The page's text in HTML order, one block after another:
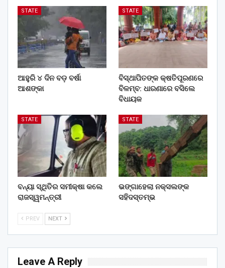
STATE
ଆହୁରି ୪ ଦିନ ବଡ଼ ବର୍ଷା
ଆଶଙ୍କା
STATE
ବିସ୍ଥାପିତଙ୍କ କ୍ଷତିପୂରଣରେ
ବିଳମ୍ବ: ଧାରଣାରେ ବସିଲେ
ବିଧାୟକ
STATE
ବନ୍ୟା ସ୍ଥିତିର ସମୀକ୍ଷା କଲେ
ରାଜସ୍ୱମନ୍ତ୍ରୀ
STATE
ଭଙ୍ଗାହେଲା ନକ୍ସଲଙ୍କ
ସହିଦସ୍ତମ୍ଭ
PREV NEXT
Leave A Reply